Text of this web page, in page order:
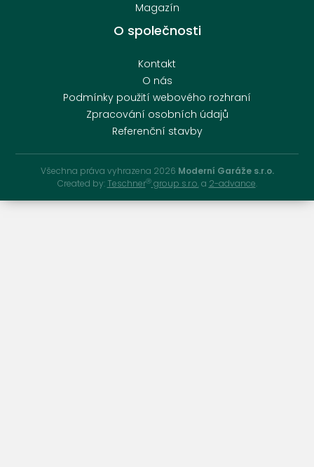
Magazín
O společnosti
Kontakt
O nás
Podmínky použití webového rozhraní
Zpracování osobních údajů
Referenční stavby
Všechna práva vyhrazena 2026 Moderní Garáže s.r.o.
Created by: TeschnerⓇgroup s.r.o.a 2-advance.